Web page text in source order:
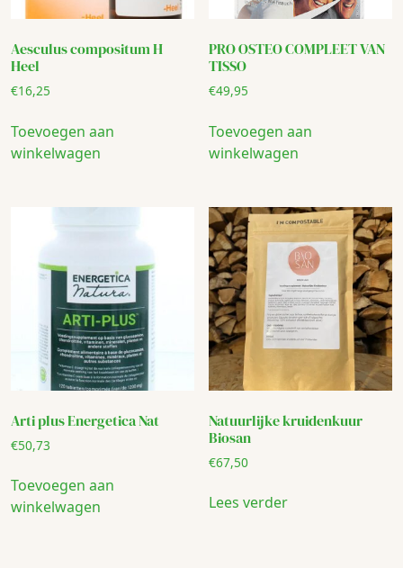
Aesculus compositum H
Heel
€16,25
Toevoegen aan
winkelwagen
PRO OSTEO COMPLEET VAN
TISSO
€49,95
Toevoegen aan
winkelwagen
Arti plus Energetica Nat
€50,73
Toevoegen aan
winkelwagen
Natuurlijke kruidenkuur
Biosan
€67,50
Lees verder